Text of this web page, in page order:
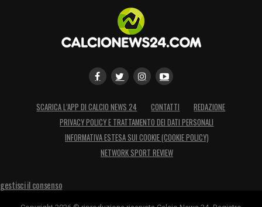
SCARICA L’APP DI CALCIO NEWS 24 CONTATTI
REDAZIONE
PRIVACY POLICY E TRATTAMENTO DEI DATI PERSONALI
INFORMATIVA ESTESA SUI COOKIE (COOKIE POLICY)
NETWORK SPORT REVIEW
gestisci il consenso